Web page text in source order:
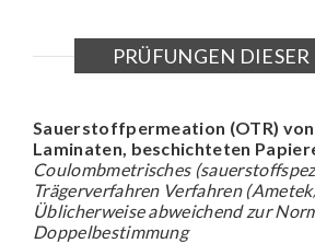
PRÜFUNGEN
Sauerstoffpermeation (OTR) von
Laminaten, beschichteten
Coulombmetrisches
Trägerverfahren Verfahren
Üblicherweise abweichend zur
Doppelbestimmung